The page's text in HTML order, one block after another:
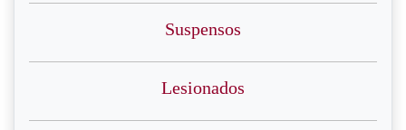
Suspensos
Lesionados